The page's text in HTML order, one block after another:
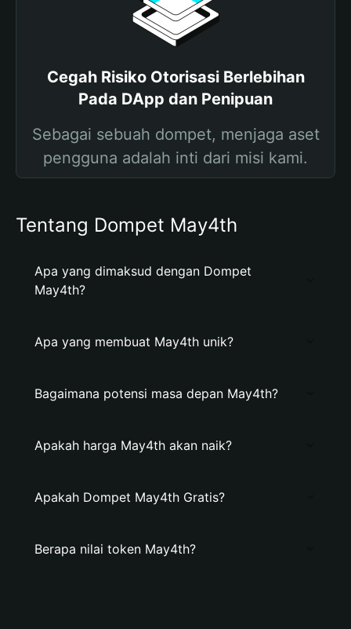
Cegah Risiko Otorisasi Berlebihan
Pada DApp dan Penipuan
Sebagai sebuah dompet, menjaga aset
pengguna adalah inti dari misi kami.
Tentang Dompet May4th
Apa yang dimaksud dengan Dompet
May4th?
Apa yang membuat May4th unik?
Bagaimana potensi masa depan May4th?
Apakah harga May4th akan naik?
Apakah Dompet May4th Gratis?
Berapa nilai token May4th?